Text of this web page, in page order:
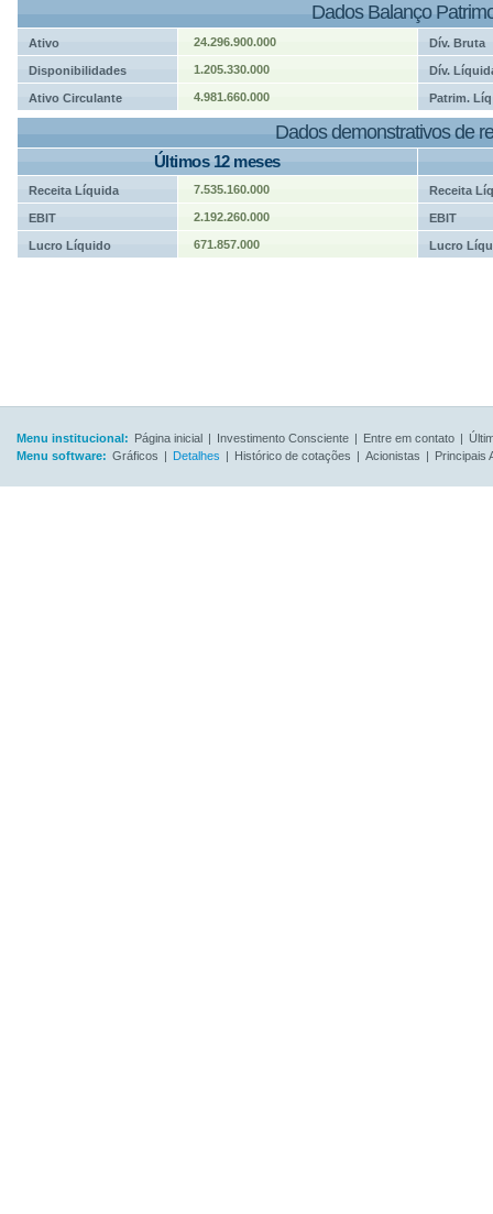
Dados Balanço
Ativo 24.296.900.000 Dív. Bruta
Disponibilidades 1.205.330.000 Dív.
Ativo Circulante 4.981.660.000 Patrim. Líq
Dados demonstrativos de
Últimos 12 meses
Receita Líquida 7.535.160.000 Receita
EBIT 2.192.260.000 EBIT
Lucro Líquido 671.857.000 Lucro
Menu institucional: Página inicial | Investimento Consciente | Entre em contato |
Menu software: Gráficos | Detalhes | Histórico de cotações | Acionistas | Principais